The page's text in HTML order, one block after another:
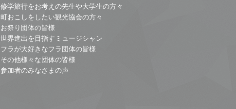
修学旅行をお考えの先生や大学生の方々
町おこしをしたい観光協会の方々
お祭り団体の皆様
世界進出を目指すミュージシャン
フラが大好きなフラ団体の皆様
その他様々な団体の皆様
参加者のみなさまの声